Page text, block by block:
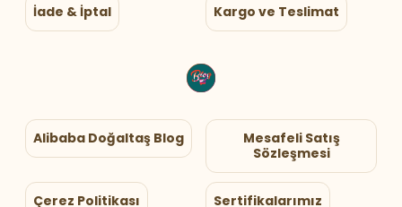
İade & İptal Kargo ve Teslimat
Alibaba Doğaltaş Blog
Mesafeli Satış
Sözleşmesi
Çerez Politikası Sertifikalarımız